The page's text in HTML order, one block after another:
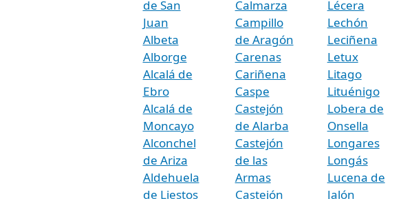
de San
Juan
Albeta
Alborge
Alcalá de
Ebro
Alcalá de
Moncayo
Alconchel
de Ariza
Aldehuela
de Liestos
Calmarza
Campillo
de Aragón
Carenas
Cariñena
Caspe
Castejón
de Alarba
Castejón
de las
Armas
Castejón
Lécera
Lechón
Leciñena
Letux
Litago
Lituénigo
Lobera de
Onsella
Longares
Longás
Lucena de
Jalón